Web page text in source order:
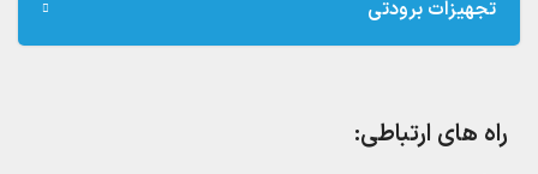
تجهیزات برودتی
راه های ارتباطی: